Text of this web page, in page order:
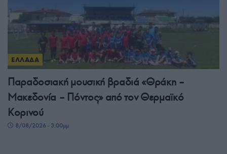
ΕΛΛΑΔΑ
Παραδοσιακή μουσική βραδιά «Θράκη –
Μακεδονία – Πόντος» από τον Θερμαϊκό
Κορινού
8/08/2026 - 3:00μμ